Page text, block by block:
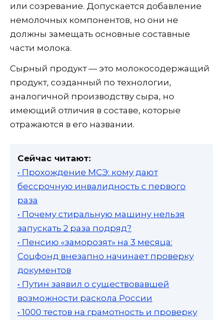
или созревание. Допускается добавление
немолочных компонентов, но они не
должны замещать основные составные
части молока.
Сырный продукт — это молокосодержащий
продукт, созданный по технологии,
аналогичной производству сыра, но
имеющий отличия в составе, которые
отражаются в его названии.
Сейчас читают:
• Прохождение МСЭ: кому дают
бессрочную инвалидность с первого
раза
• Почему стиральную машину нельзя
запускать 2 раза подряд?
• Пенсию «заморозят» на 3 месяца:
Соцфонд внезапно начинает проверку
документов
• Путин заявил о существовавшей
возможности раскола России
• 1000 тестов на грамотность и проверку